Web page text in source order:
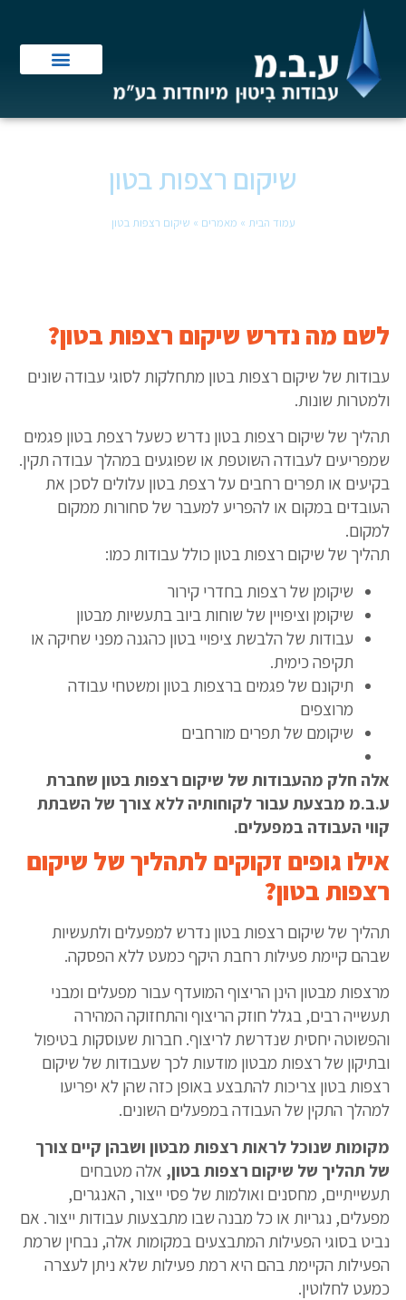
שיקום רצפות בטון
עמוד הבית»מאמרים»שיקום רצפות בטון
לשם מה נדרש שיקום רצפות בטון?
עבודות של שיקום רצפות בטון מתחלקות לסוגי עבודה שונים
ולמטרות שונות.
תהליך של שיקום רצפות בטון נדרש כשעל רצפת בטון פגמים
שמפריעים לעבודה השוטפת או שפוגעים במהלך עבודה תקין.
בקיעים או תפרים רחבים על רצפת בטון עלולים לסכן את
העובדים במקום או להפריע למעבר של סחורות ממקום
למקום.
תהליך של שיקום רצפות בטון כולל עבודות כמו:
שיקומן של רצפות בחדרי קירור
שיקומן וציפויין של שוחות ביוב בתעשיות מבטון
עבודות של הלבשת ציפויי בטון כהגנה מפני שחיקה או
תקיפה כימית.
תיקונם של פגמים ברצפות בטון ומשטחי עבודה
מרוצפים
שיקומם של תפרים מורחבים
אלה חלק מהעבודות של שיקום רצפות בטון שחברת
ע.ב.מ מבצעת עבור לקוחותיה ללא צורך של השבתת
קווי העבודה במפעלים.
אילו גופים זקוקים לתהליך של שיקום
רצפות בטון?
תהליך של שיקום רצפות בטון נדרש למפעלים ולתעשיות
שבהם קיימת פעילות רחבת היקף כמעט ללא הפסקה.
מרצפות מבטון הינן הריצוף המועדף עבור מפעלים ומבני
תעשייה רבים, בגלל חוזק הריצוף והתחזוקה המהירה
והפשוטה יחסית שנדרשת לריצוף. חברות שעוסקות בטיפול
ובתיקון של רצפות מבטון מודעות לכך שעבודות של שיקום
רצפות בטון צריכות להתבצע באופן כזה שהן לא יפריעו
למהלך התקין של העבודה במפעלים השונים.
מקומות שנוכל לראות רצפות מבטון ושבהן קיים צורך
של תהליך של שיקום רצפות בטון,אלה מטבחים
תעשייתיים, מחסנים ואולמות של פסי ייצור, האנגרים,
מפעלים, נגריות או כל מבנה שבו מתבצעות עבודות ייצור. אם
נביט בסוגי הפעילות המתבצעים במקומות אלה, נבחין שרמת
הפעילות הקיימת בהם היא רמת פעילות שלא ניתן לעצרה
כמעט לחלוטין.